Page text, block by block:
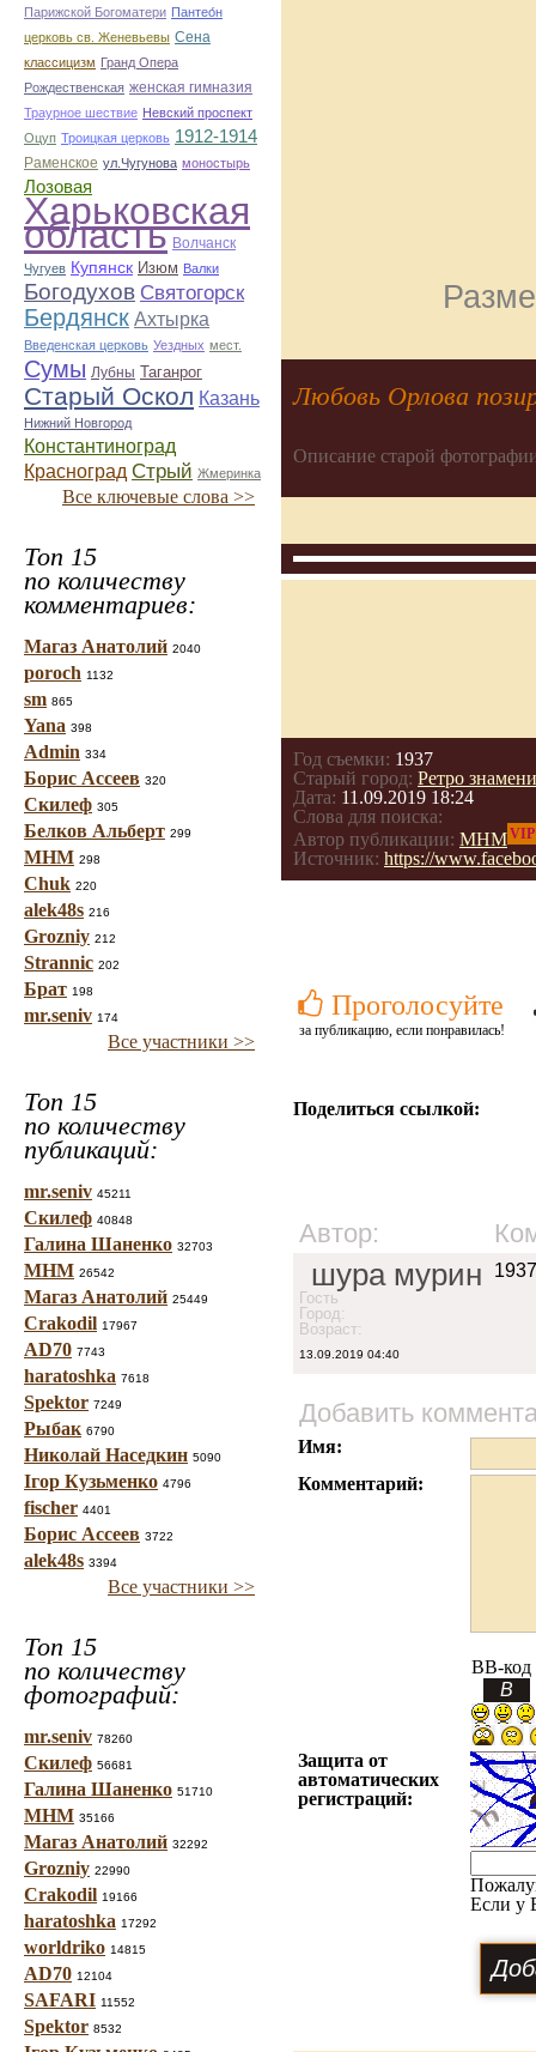
Парижской Богоматери Пантео́н
церковь св. Женевьевы Сена
классицизм Гранд Опера
Рождественская женская гимназия
Траурное шествие Невский проспект
Оцуп Троицкая церковь 1912-1914
Раменское ул.Чугунова моностырь
Лозовая
Харьковская
область Волчанск
Чугуев Купянск Изюм Валки
Богодухов Святогорск
Бердянск Ахтырка
Введенская церковь Уездных мест.
Сумы Лубны Таганрог
Старый Оскол Казань
Нижний Новгород
Константиноград
Красноград Стрый Жмеринка
Все ключевые слова >>
Топ 15
по количеству
комментариев:
Магаз Анатолий 2040
poroch 1132
sm 865
Yana 398
Admin 334
Борис Ассеев 320
Скилеф 305
Белков Альберт 299
МНМ 298
Chuk 220
alek48s 216
Grozniy 212
Strannic 202
Брат 198
mr.seniv 174
Все участники >>
Топ 15
по количеству
публикаций:
mr.seniv 45211
Скилеф 40848
Галина Шаненко 32703
МНМ 26542
Магаз Анатолий 25449
Crakodil 17967
AD70 7743
haratoshka 7618
Spektor 7249
Рыбак 6790
Николай Наседкин 5090
Ігор Кузьменко 4796
fischer 4401
Борис Ассеев 3722
alek48s 3394
Все участники >>
Топ 15
по количеству
фотографий:
mr.seniv 78260
Скилеф 56681
Галина Шаненко 51710
МНМ 35166
Магаз Анатолий 32292
Grozniy 22990
Crakodil 19166
haratoshka 17292
worldriko 14815
AD70 12104
SAFARI 11552
Spektor 8532
Любовь Орлова
Описание старой
Год съемки: 1937
Старый город: Ретро
Дата: 11.09.2019 18:24
Слова для поиска:
Автор публикации: МНМVIP
Источник: https://
Проголосуйте
за публикацию, если понравилась!
Поделиться ссылкой:
Автор:
шура мурин
Гость
Город:
Возраст:
13.09.2019 04:40
Добавить
Имя:
Комментарий:
BB-код
Защита от
автоматических
регистраций:
Если у